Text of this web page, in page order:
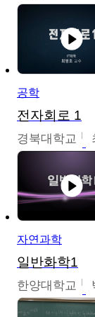
공학
전자회로 1
경북대학교
자연과학
일반화학1
한양대학교